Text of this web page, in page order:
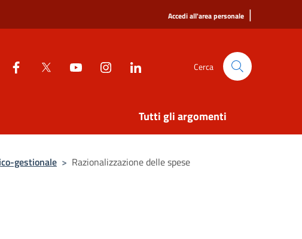
Accedi all'area personale |
Cerca
Tutti gli argomenti
gestionale > Razionalizzazione delle spese